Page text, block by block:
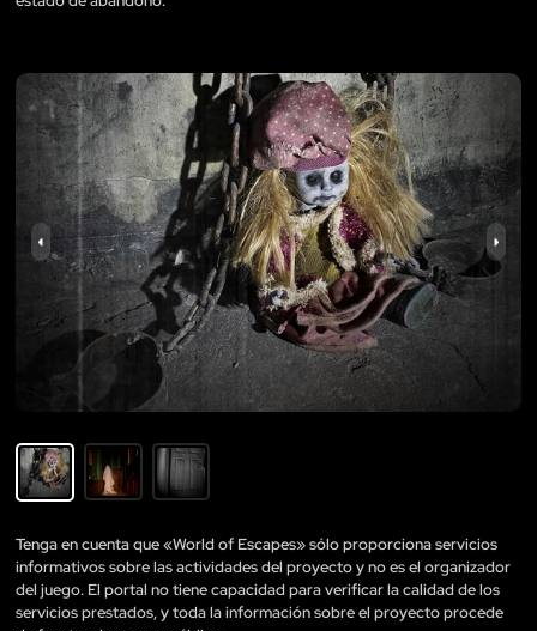
Tenga en cuenta que «World of Escapes» sólo proporciona servicios
informativos sobre las actividades del proyecto y no es el organizador
del juego. El portal no tiene capacidad para verificar la calidad de los
servicios prestados, y toda la información sobre el proyecto procede